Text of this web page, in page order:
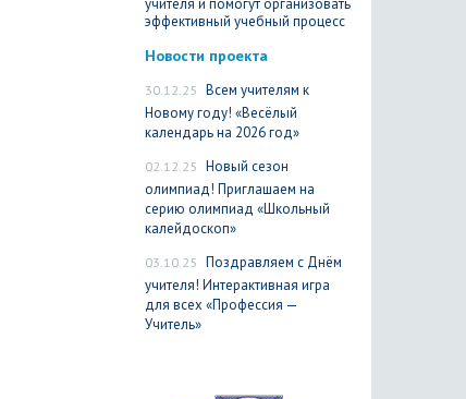
Новости проекта
30.12.25 Всем учителям к
Новому году! «Весёлый
календарь на 2026 год»
02.12.25 Новый сезон
олимпиад! Приглашаем на
серию олимпиад «Школьный
калейдоскоп»
03.10.25 Поздравляем с Днём
учителя! Интерактивная игра
для всех «Профессия —
Учитель»